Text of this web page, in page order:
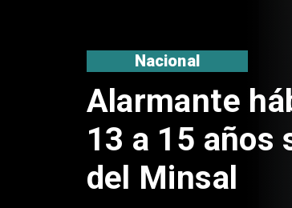
Aprueban
Sebastián
de $4 mil
Regiones